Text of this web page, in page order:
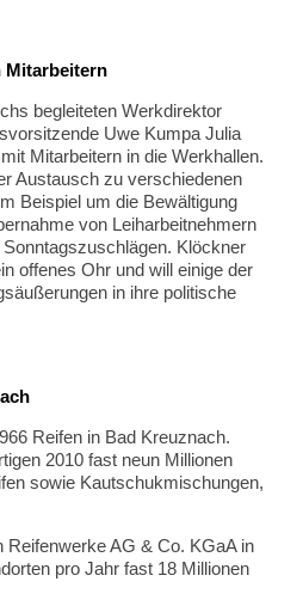
Mitarbeitern
begleiteten Werkdirektor
Uwe Kumpa Julia
Mitarbeitern in die Werkhallen.
Austausch zu verschiedenen
Beispiel um die Bewältigung
von Leiharbeitnehmern
Klöckner
offenes Ohr und will einige der
in ihre politische
Reifen in Bad Kreuznach.
2010 fast neun Millionen
sowie Kautschukmischungen,
Reifenwerke AG & Co. KGaA in
pro Jahr fast 18 Millionen